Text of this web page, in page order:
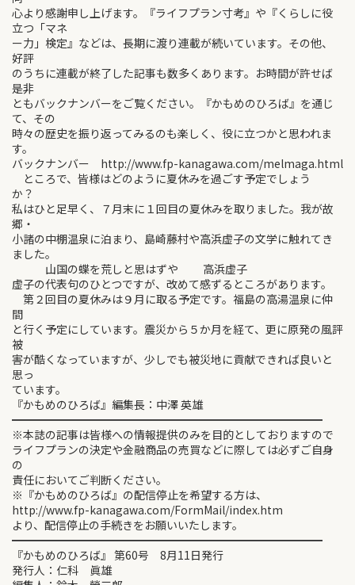
心より感謝申し上げます。『ライフプラン寸考』や『くらしに役
立つ「マネ
ー力」検定』などは、長期に渡り連載が続いています。その他、
好評
のうちに連載が終了した記事も数多くあります。お時間が許せば
是非
ともバックナンバーをご覧ください。『かもめのひろば』を通じ
て、その
時々の歴史を振り返ってみるのも楽しく、役に立つかと思われま
す。
バックナンバー http://www.fp-kanagawa.com/melmaga.html
ところで、皆様はどのように夏休みを過ごす予定でしょう
か？
私はひと足早く、７月末に１回目の夏休みを取りました。我が故
郷・
小諸の中棚温泉に泊まり、島崎藤村や高浜虚子の文学に触れてき
ました。
山国の蝶を荒しと思はずや 高浜虚子
虚子の代表句のひとつですが、改めて感ずるところがあります。
第２回目の夏休みは９月に取る予定です。福島の高湯温泉に仲
間
と行く予定にしています。震災から５か月を経て、更に原発の風評
被
害が酷くなっていますが、少しでも被災地に貢献できれば良いと
思っ
ています。
『かもめのひろば』編集長：中澤 英雄
━━━━━━━━━━━━━━━━━━━━━━━━━━━━
※本誌の記事は皆様への情報提供のみを目的としておりますので
ライフプランの決定や金融商品の売買などに際しては必ずご自身
の
責任においてご判断ください。
※『かもめのひろば』の配信停止を希望する方は、
http://www.fp-kanagawa.com/FormMail/index.htm
より、配信停止の手続きをお願いいたします。
━━━━━━━━━━━━━━━━━━━━━━━━━━━━
『かもめのひろば』 第60号 8月11日発行
発行人：仁科 眞雄